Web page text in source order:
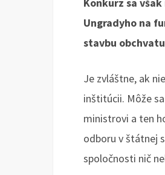
Ungradyho na
stavbu
Je zvláštne, ak
inštitúcii. Môže
ministrovi a ten
odboru v štátnej
spoločnosti nič